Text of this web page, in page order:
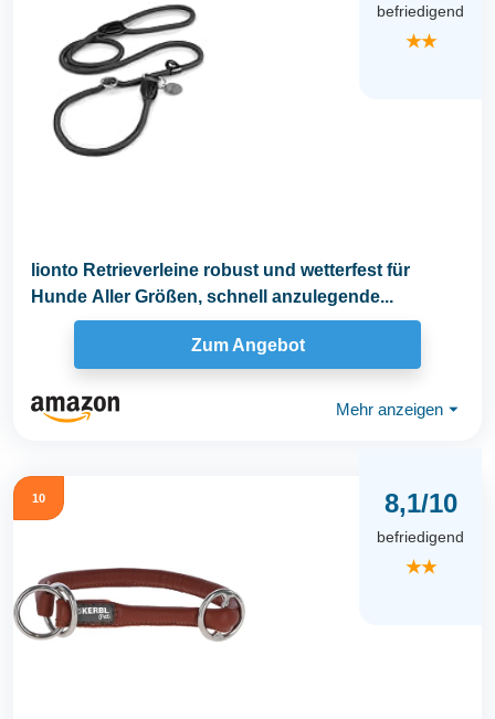
befriedigend
★★
lionto Retrieverleine robust und wetterfest für
Hunde Aller Größen, schnell anzulegende...
Zum Angebot
Mehr anzeigen ⏷
10 8,1/10
befriedigend
★★